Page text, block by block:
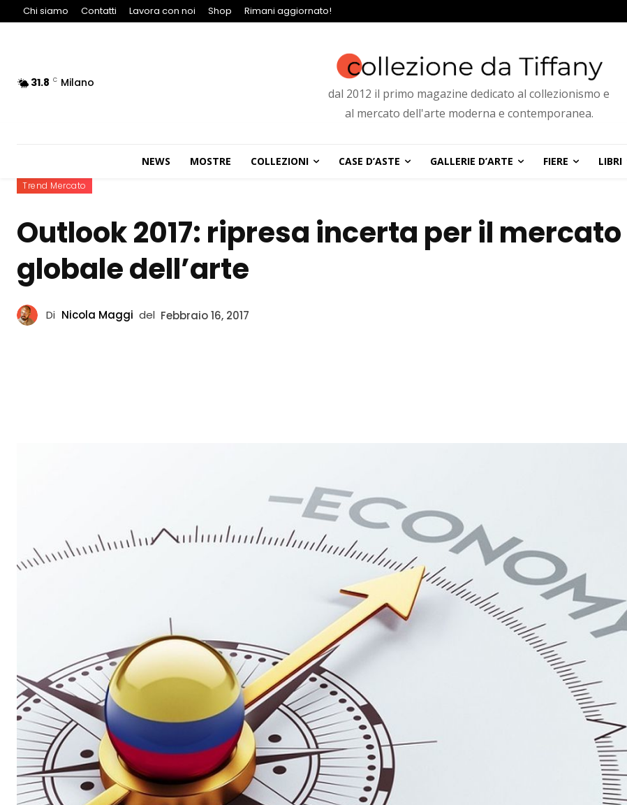
Chi siamo Contatti Lavora con noi Shop Rimani aggiornato!
31.8 C Milano
dal 2012 il primo magazine dedicato al collezionismo e
al mercato dell'arte moderna e contemporanea.
NEWS MOSTRE COLLEZIONI CASE D’ASTE GALLERIE D’ARTE FIERE LIBRI
Trend Mercato
Outlook 2017: ripresa incerta per il mercato
globale dell’arte
Di Nicola Maggi del Febbraio 16, 2017